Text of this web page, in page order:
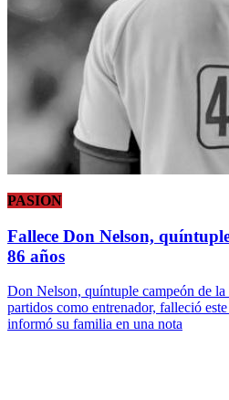
PASION
Fallece Don Nelson,
86 años
Don Nelson, quíntuple campeón de
partidos como entrenador, falleció
informó su familia en una nota